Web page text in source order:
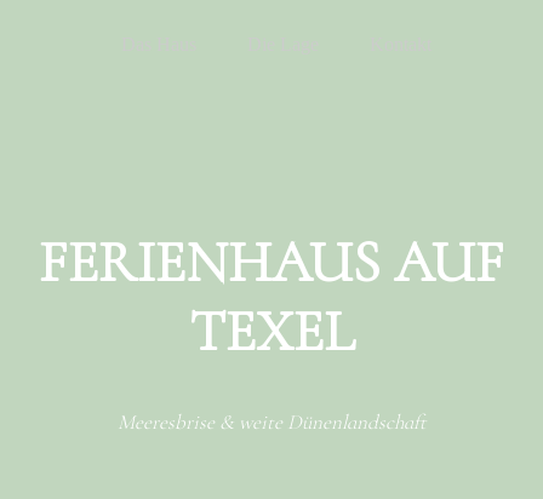
FERIENHAUS AUF
TEXEL
Meeresbrise & weite Dünenlandschaft